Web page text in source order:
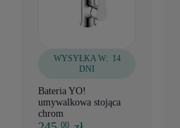
WYSYŁKA W: 14
DNI
Bateria YO!
umywalkowa stojąca
chrom
00